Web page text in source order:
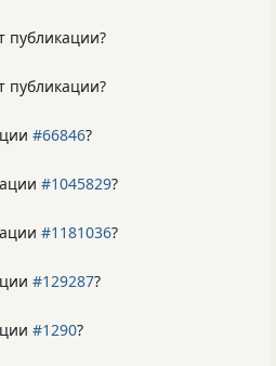
публикации?
публикации?
#66846?
#1045829?
#1181036?
#129287?
#1290?